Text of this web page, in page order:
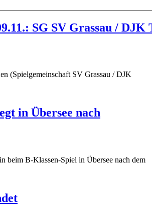
SG SV Grassau /
(Spielgemeinschaft SV Grassau / DJK
in Übersee nach
beim B-Klassen-Spiel in Übersee nach dem